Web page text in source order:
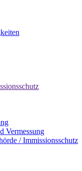
Vermessung
/ Immissionsschutz